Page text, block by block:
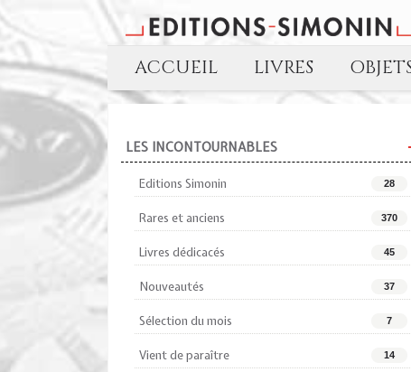
ACCUEIL LIVRES
LES INCONTOURNABLES
Editions Simonin 28
Rares et anciens 370
Livres dédicacés 45
Nouveautés 37
Sélection du mois 7
Vient de paraître 14